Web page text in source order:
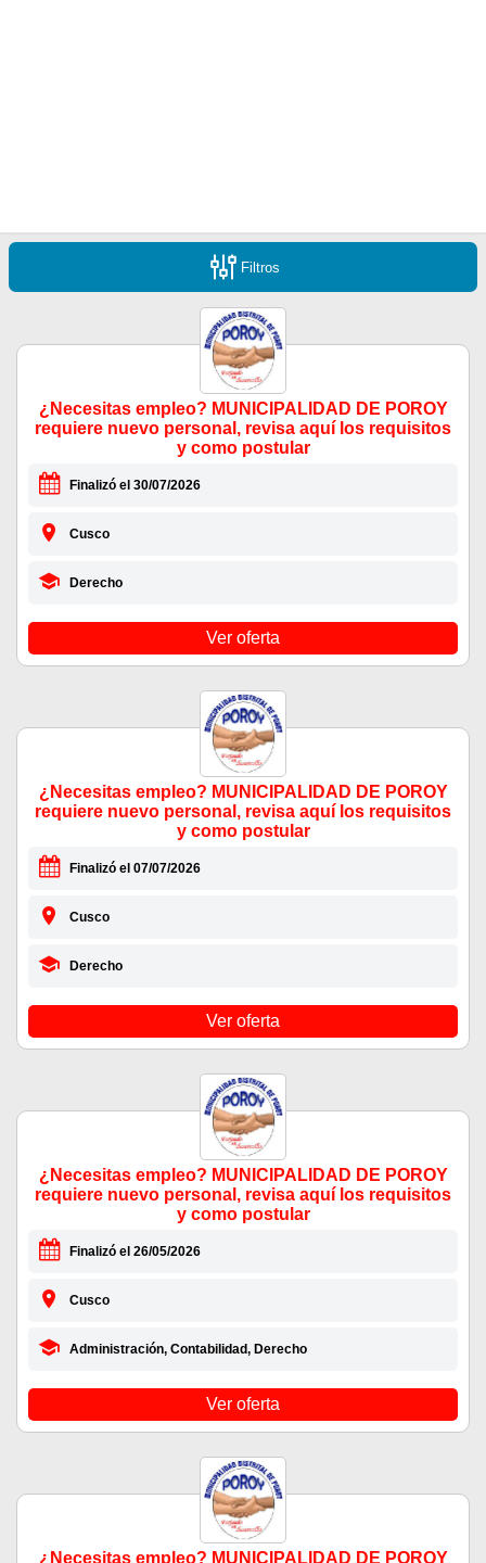
Filtros
¿Necesitas empleo? MUNICIPALIDAD DE POROY
requiere nuevo personal, revisa aquí los requisitos
y como postular
Finalizó el 30/07/2026
Cusco
Derecho
Ver oferta
¿Necesitas empleo? MUNICIPALIDAD DE POROY
requiere nuevo personal, revisa aquí los requisitos
y como postular
Finalizó el 07/07/2026
Cusco
Derecho
Ver oferta
¿Necesitas empleo? MUNICIPALIDAD DE POROY
requiere nuevo personal, revisa aquí los requisitos
y como postular
Finalizó el 26/05/2026
Cusco
Administración, Contabilidad, Derecho
Ver oferta
¿Necesitas empleo? MUNICIPALIDAD DE POROY